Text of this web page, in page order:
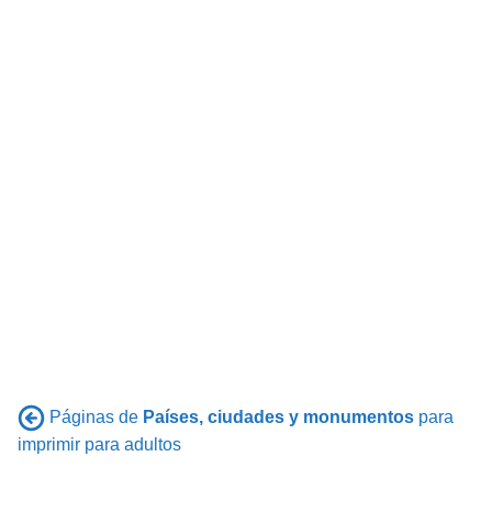
Páginas de Países, ciudades y monumentos para
imprimir para adultos